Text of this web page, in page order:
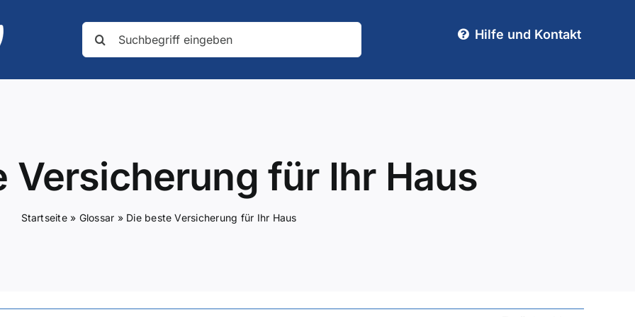
nach:
Hilfe und Kontakt
Versicherung für Ihr Haus
Startseite» Glossar » Die beste Versicherung für Ihr Haus